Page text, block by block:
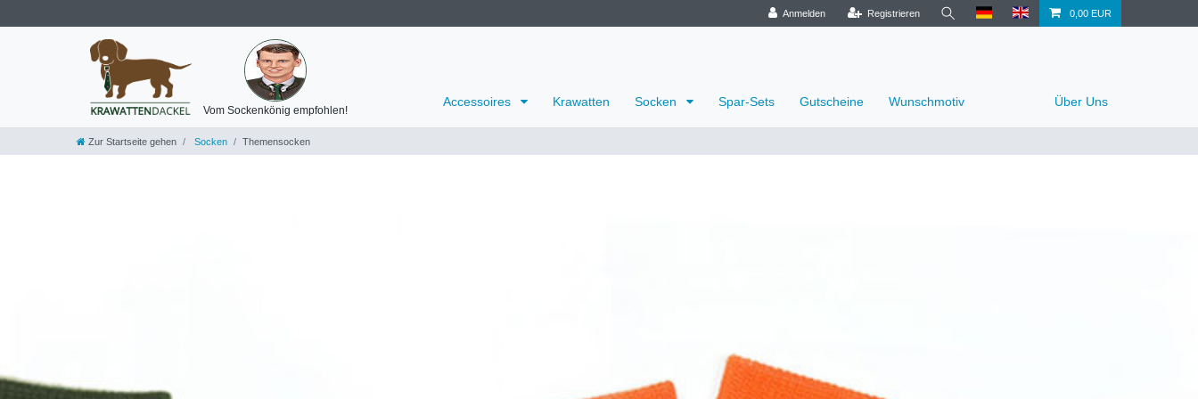
Anmelden Registrieren 0,00 EUR
Vom Sockenkönig empfohlen!
Accessoires Krawatten Socken Spar-Sets Gutscheine Wunschmotiv Über Uns
Zur Startseite gehen Socken Themensocken